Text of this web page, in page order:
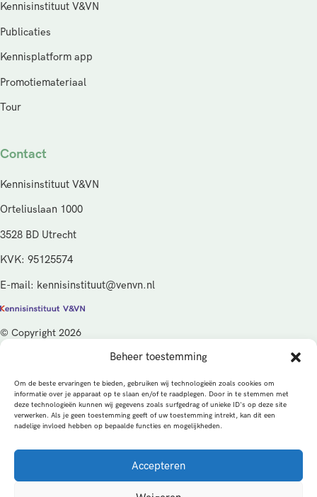
Beheer toestemming
Om de beste ervaringen te bieden, gebruiken wij technologieën zoals cookies om
informatie over je apparaat op te slaan en/of te raadplegen. Door in te stemmen met
deze technologieën kunnen wij gegevens zoals surfgedrag of unieke ID's op deze site
verwerken. Als je geen toestemming geeft of uw toestemming intrekt, kan dit een
nadelige invloed hebben op bepaalde functies en mogelijkheden.
Accepteren
Kennisinstituut V&VN
Publicaties
Kennisplatform app
Promotiemateriaal
Tour
Contact
Kennisinstituut V&VN
Orteliuslaan 1000
3528 BD Utrecht
KVK: 95125574
E-mail: kennisinstituut@venvn.nl
© Copyright 2026
De activiteiten van het Kennisinstituut V&VN worden gefinancierd
vanuit de kwaliteitsgelden van het ministerie van Volksgezondheid,
Welzijn en Sport (VWS), beheerd door ZonMw.
PrivacybeleidCookiesAlgemene voorwaarden